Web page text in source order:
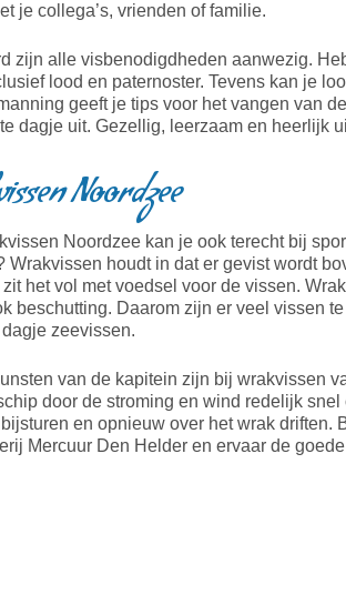
je collega’s, vrienden of familie.
zijn alle visbenodigdheden aanwezig.
lood en paternoster. Tevens kan je
geeft je tips voor het vangen van
dagje uit. Gezellig, leerzaam en heerlijk
Noordzee
Noordzee kan je ook terecht bij
Wrakvissen houdt in dat er gevist wordt
zit het vol met voedsel voor de vissen.
beschutting. Daarom zijn er veel vissen
zeevissen.
van de kapitein zijn bij wrakvissen
door de stroming en wind redelijk
en opnieuw over het wrak driften.
Mercuur Den Helder en ervaar de